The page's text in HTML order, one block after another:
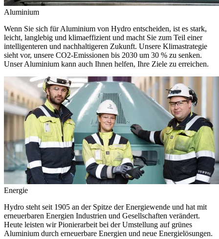
Aluminium
Wenn Sie sich für Aluminium von Hydro entscheiden, ist es stark,
leicht, langlebig und klimaeffizient und macht Sie zum Teil einer
intelligenteren und nachhaltigeren Zukunft. Unsere Klimastrategie
sieht vor, unsere CO2-Emissionen bis 2030 um 30 % zu senken.
Unser Aluminium kann auch Ihnen helfen, Ihre Ziele zu erreichen.
Energie
Hydro steht seit 1905 an der Spitze der Energiewende und hat mit
erneuerbaren Energien Industrien und Gesellschaften verändert.
Heute leisten wir Pionierarbeit bei der Umstellung auf grünes
Aluminium durch erneuerbare Energien und neue Energielösungen.